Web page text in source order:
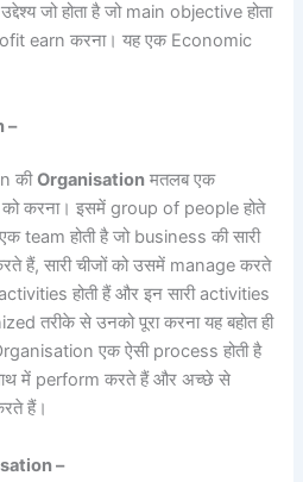
जो होता है जो main objective होता
earn करना। यह एक Economic
–
कीOrganisation मतलब एक
करना। इसमें group of people होते
team होती है जो business की सारी
हैं, सारी चीजों को उसमें manage करते
होती हैं और इन सारी activities
तरीके से उनको पूरा करना यह बहोत ही
एक ऐसी process होती है
में perform करते हैं और अच्छे से
हैं।
–